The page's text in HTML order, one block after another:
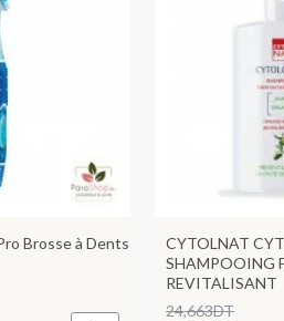
Brosse à Dents
CYTOLNAT
SHAMPOOING
REVITALISANT
24,663DT